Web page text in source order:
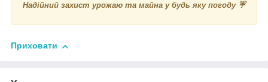
Надійний захист урожаю та майна у будь яку погоду ☔
Приховати